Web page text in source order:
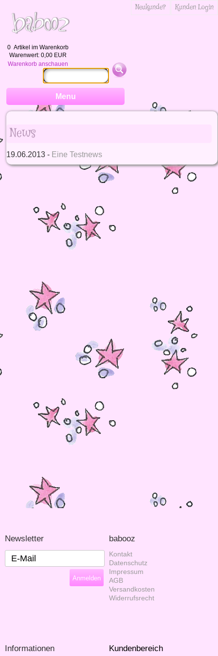
0 Artikel im Warenkorb
Warenwert: 0,00 EUR
Warenkorb anschauen
Kunden Login
Neukunde?
Menu
News
19.06.2013 - Eine Testnews
Newsletter babooz
Kontakt
Datenschutz
Impressum
AGB
Versandkosten
Widerrufsrecht
Informationen Kundenbereich